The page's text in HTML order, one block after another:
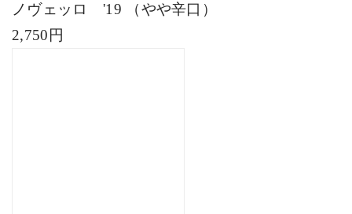
ノヴェッロ '19
（やや辛口）
2,750円